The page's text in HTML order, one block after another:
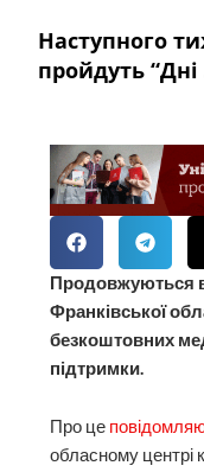
Наступного
пройдуть “Дні
Продовжуються
Франківської
безкоштовних
підтримки.
Про це
обласному центрі